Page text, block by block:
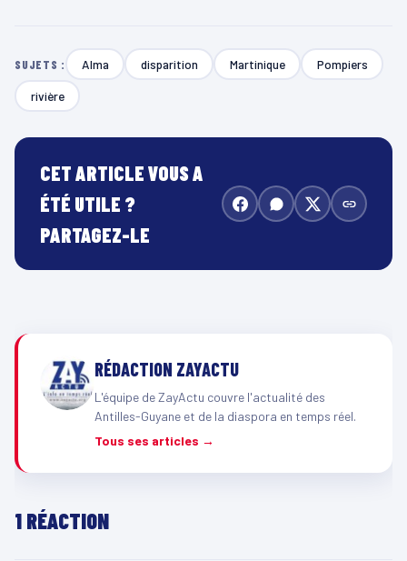
SUJETS : Alma disparition Martinique Pompiers
rivière
CET ARTICLE VOUS A
ÉTÉ UTILE ?
PARTAGEZ-LE
RÉDACTION ZAYACTU
L'équipe de ZayActu couvre l'actualité des
Antilles-Guyane et de la diaspora en temps réel.
Tous ses articles →
1 RÉACTION